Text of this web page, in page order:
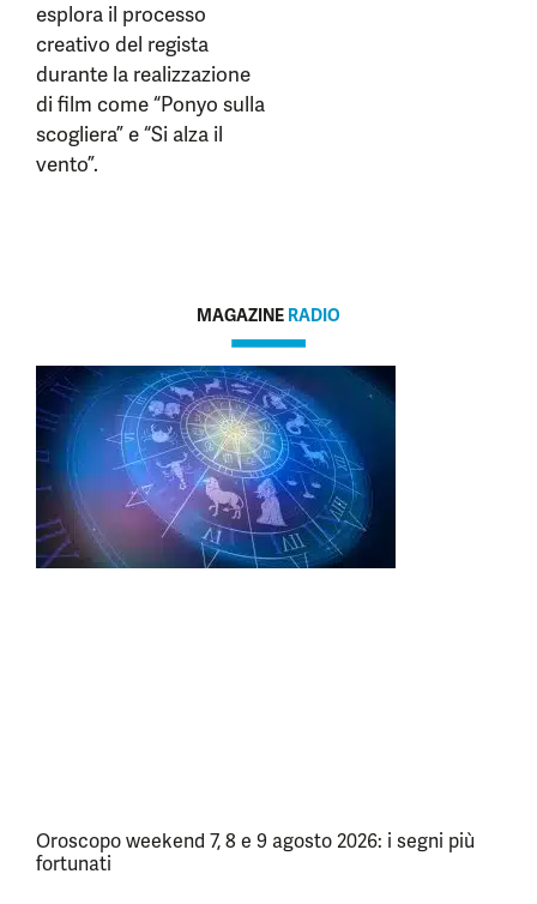
esplora il processo
creativo del regista
durante la realizzazione
di film come “Ponyo sulla
scogliera” e “Si alza il
vento”.
MAGAZINE RADIO
Oroscopo weekend 7, 8 e 9 agosto 2026: i segni più
fortunati